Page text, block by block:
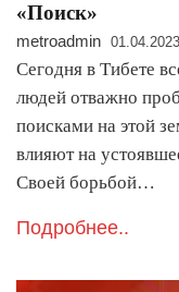
«Поиск»
metroadmin
Сегодня в Тибете
людей отважно
поисками на этой
влияют на
Своей борьбой…
Подробнее..